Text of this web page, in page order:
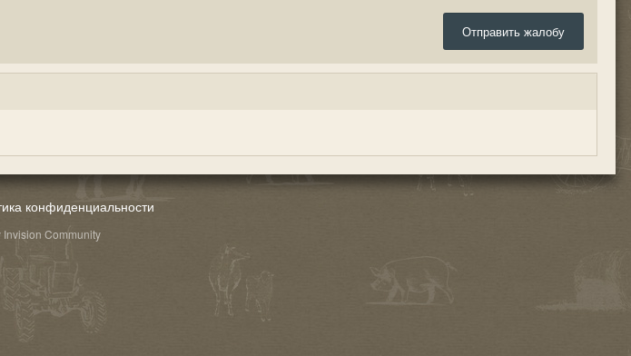
Отправить жалобу
конфиденциальности
Invision Community